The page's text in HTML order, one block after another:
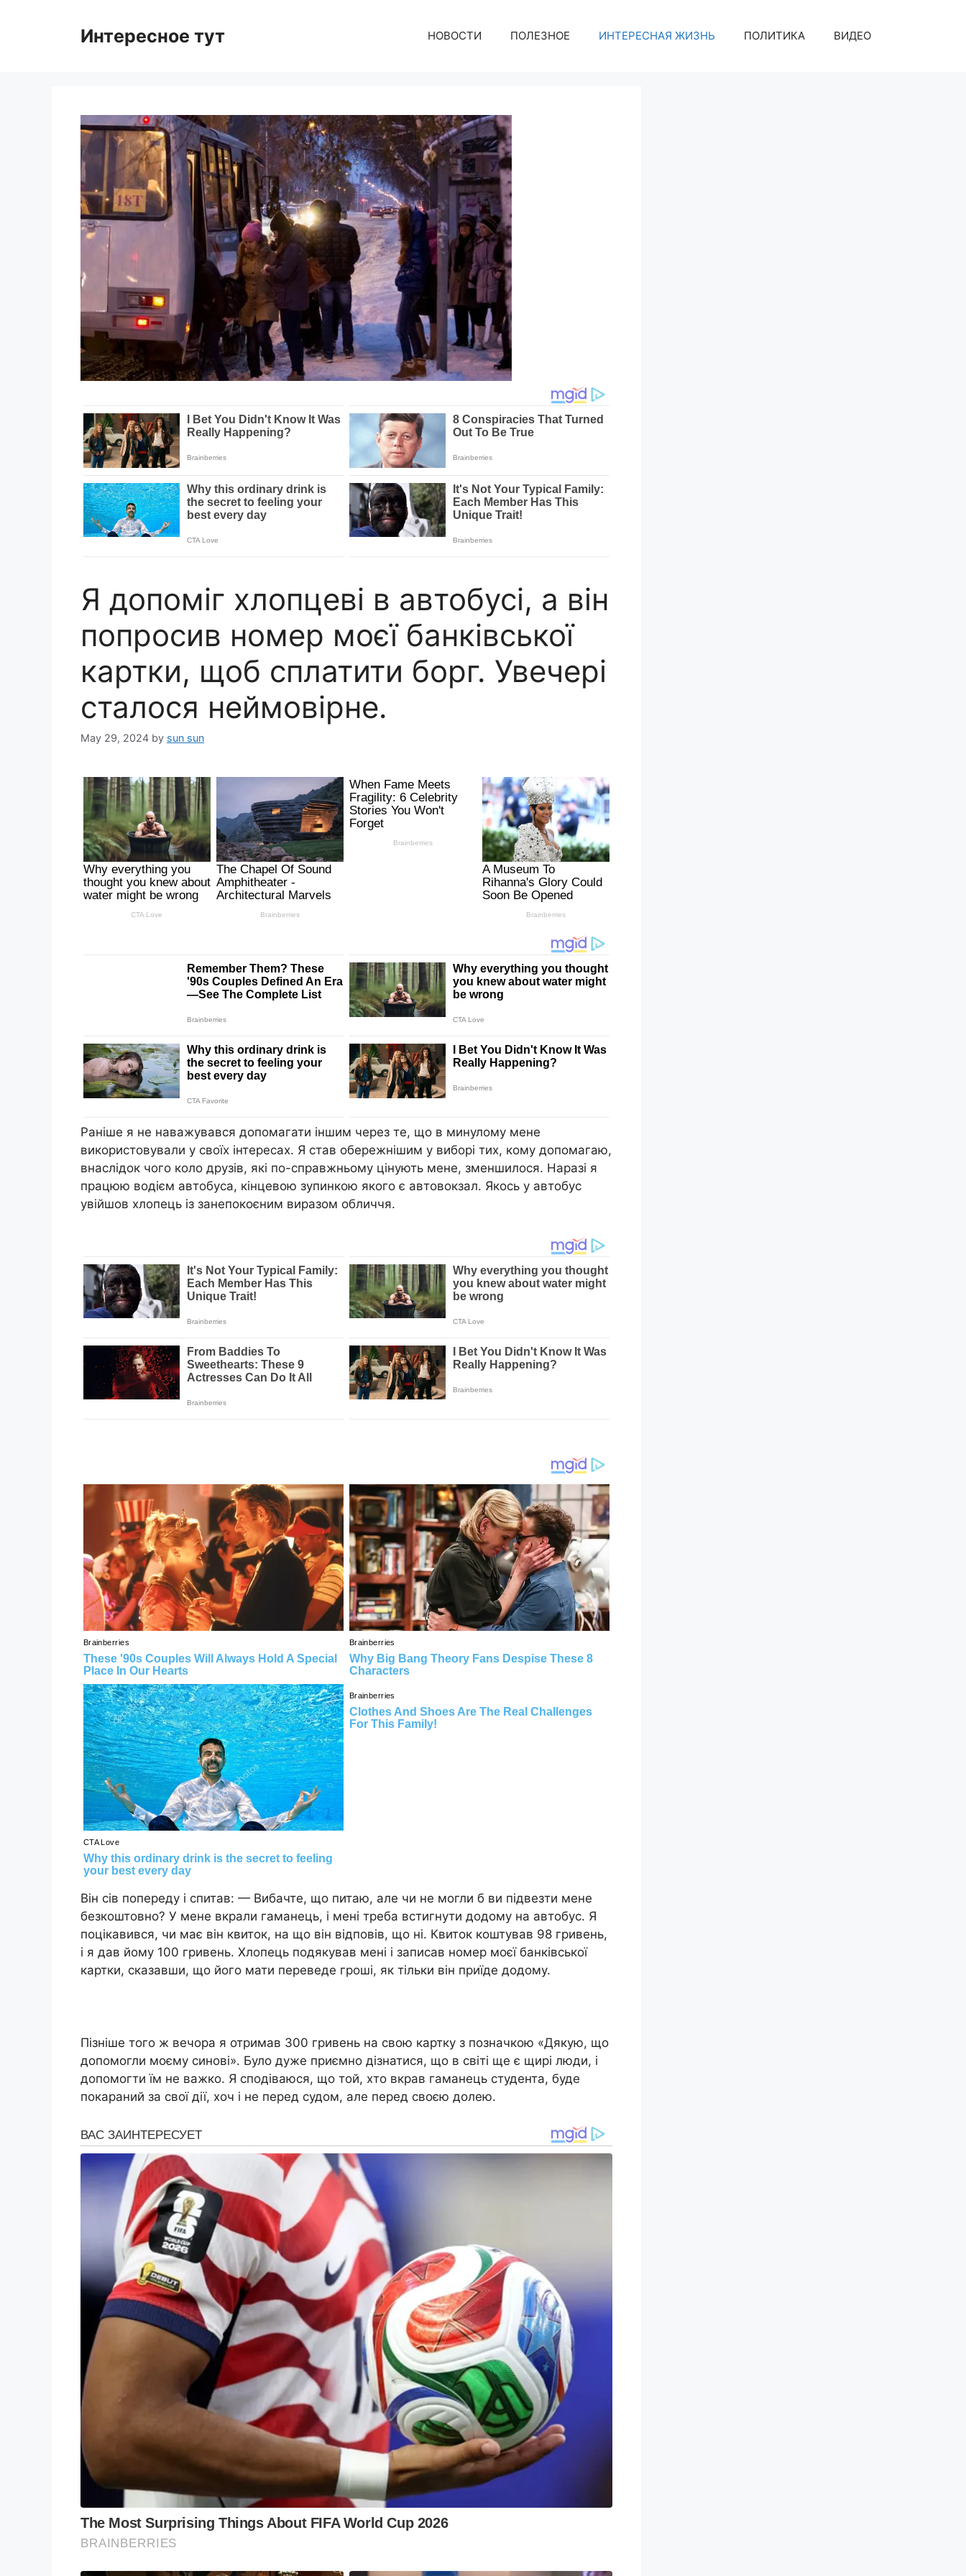
Интересное тут НОВОСТИ ПОЛЕЗНОЕ ИНТЕРЕСНАЯ ЖИЗНЬ ПОЛИТИКА ВИДЕО
Я допоміг хлопцеві в автобусі, а він
попросив номер моєї банківської
картки, щоб сплатити борг. Увечері
сталося неймовірне.
May 29, 2024 by sun sun
Раніше я не наважувався допомагати іншим через те, що в минулому мене
використовували у своїх інтересах. Я став обережнішим у виборі тих, кому допомагаю,
внаслідок чого коло друзів, які по-справжньому цінують мене, зменшилося. Наразі я
працюю водієм автобуса, кінцевою зупинкою якого є автовокзал. Якось у автобус
увійшов хлопець із занепокоєним виразом обличчя.
Він сів попереду і спитав: — Вибачте, що питаю, але чи не могли б ви підвезти мене
безкоштовно? У мене вкрали гаманець, і мені треба встигнути додому на автобус. Я
поцікавився, чи має він квиток, на що він відповів, що ні. Квиток коштував 98 гривень,
і я дав йому 100 гривень. Хлопець подякував мені і записав номер моєї банківської
картки, сказавши, що його мати переведе гроші, як тільки він приїде додому.
Пізніше того ж вечора я отримав 300 гривень на свою картку з позначкою «Дякую, що
допомогли моєму синові». Було дуже приємно дізнатися, що в світі ще є щирі люди, і
допомогти їм не важко. Я сподіваюся, що той, хто вкрав гаманець студента, буде
покараний за свої дії, хоч і не перед судом, але перед своєю долею.